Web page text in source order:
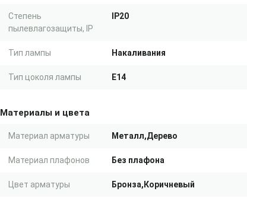
Степень
пылевлагозащиты, IP
IP20
Тип лампы Накаливания
Тип цоколя лампы E14
Материалы и цвета
Материал арматуры Металл,Дерево
Материал плафонов Без плафона
Цвет арматуры Бронза,Коричневый